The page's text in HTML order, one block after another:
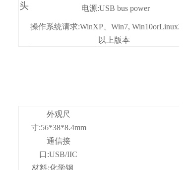
头
电源:USB buspower
操作系统请求:WinXP、Win7,Win10or
以上版本
外观尺
寸:56*38*8.4mm
通信接
口:USB/IIC
材料:化学钢